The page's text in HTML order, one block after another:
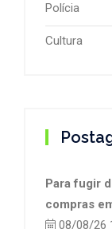
Polícia
Cultura
Para fugir
compras
08/08/26